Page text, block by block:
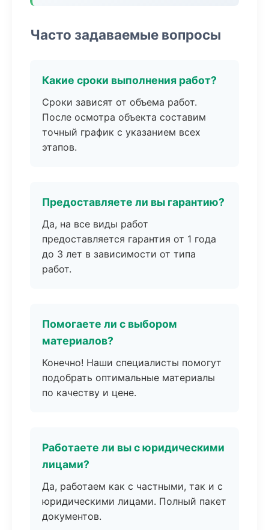
Часто задаваемые вопросы
Какие сроки выполнения работ?
Сроки зависят от объема работ.
После осмотра объекта составим
точный график с указанием всех
этапов.
Предоставляете ли вы гарантию?
Да, на все виды работ
предоставляется гарантия от 1 года
до 3 лет в зависимости от типа
работ.
Помогаете ли с выбором
материалов?
Конечно! Наши специалисты помогут
подобрать оптимальные материалы
по качеству и цене.
Работаете ли вы с юридическими
лицами?
Да, работаем как с частными, так и с
юридическими лицами. Полный пакет
документов.